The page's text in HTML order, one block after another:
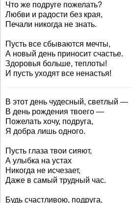
Что же подруге пожелать?
Любви и радости без края,
Печали никогда не знать.
Пусть все сбываются мечты,
А новый день приносит счастье.
Здоровья больше, теплоты!
И пусть уходят все ненастья!
В этот день чудесный, светлый —
В день рождения твоего —
Пожелать хочу, подруга,
Я добра лишь одного.
Пусть глаза твои сияют,
А улыбка на устах
Никогда не исчезает,
Даже в самый трудный час.
Будь счастливою, подруга,